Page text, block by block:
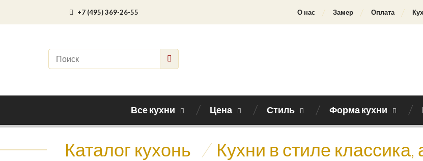
+7 (495) 369-26-55 О нас Замер Оплата
Все кухни Цена Стиль Форма кухни
Каталог кухонь / Кухни в стиле